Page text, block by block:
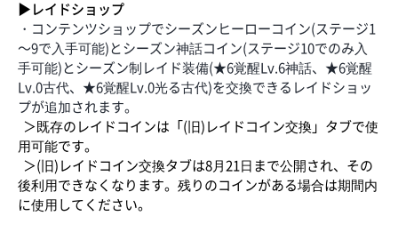
▶レイドショップ
・コンテンツショップでシーズンヒーローコイン(ステージ1
～9で入手可能)とシーズン神話コイン(ステージ10でのみ入
手可能)とシーズン制レイド装備(★6覚醒Lv.6神話、★6覚醒
Lv.0古代、★6覚醒Lv.0光る古代)を交換できるレイドショッ
プが追加されます。
＞既存のレイドコインは「(旧)レイドコイン交換」タブで使
用可能です。
＞(旧)レイドコイン交換タブは8月21日まで公開され、その
後利用できなくなります。残りのコインがある場合は期間内
に使用してください。